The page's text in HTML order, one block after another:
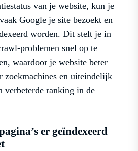
van je website, kun je
Google je site bezoekt en
worden. Dit stelt je in
problemen snel op te
waardoor je website beter
zoekmachines en uiteindelijk
verbeterde ranking in de
er geïndexeerd